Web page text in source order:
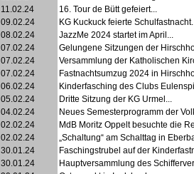
11.02.24
16. Tour de Bütt gefeiert...
09.02.24
KG Kuckuck feierte
08.02.24
JazzMe 2024 startet im April...
07.02.24
Gelungene Sitzungen der
07.02.24
Versammlung der Katholischen
07.02.24
Fastnachtsumzug 2024 in
06.02.24
Kinderfasching des Clubs
05.02.24
Dritte Sitzung der KG Urmel...
04.02.24
Neues Semesterprogramm der
02.02.24
MdB Moritz Oppelt besuchte die
02.02.24
„Schaltung“ am Schalttag in
30.01.24
Faschingstrubel auf der
30.01.24
Hauptversammlung des